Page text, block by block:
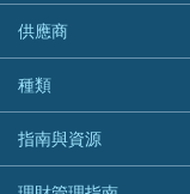
Rabbit Credit月兔信貸
Standard Chartered
UA 亞洲聯合財務
WeLab Bank
WeLend 貸款
家庭親子遊
自駕遊比較
相機有得保
Bolttech 保特
Blue Cross 藍十字
中國平安
QBE昆士蘭汽車保險
平安汽車保險
uSMART 盈立證券
華盛証券
長橋證券
WeBull微牛證券
漲樂全球通｜華泰國際
Webull微牛證券好唔
Longbridge長橋證券好
老虎證券好唔好？
華盛証券好唔好？
漲樂全球通好唔好？
IB盈透證券好唔好？
股票戶口開戶
證券行邊間好？
港股5隻高息ETF精選
什麼是ETF？
香港30大高息股排行
供應商
銀行戶口比較
尊尚銀行戶口
Citi Plus
中信銀行inMotion
種類
定期存款
港元定存
指南與資源
理財資訊